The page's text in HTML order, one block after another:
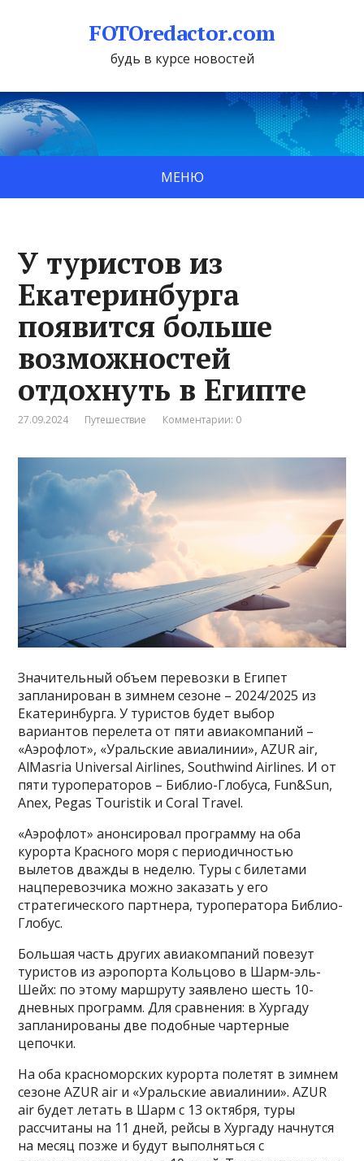
FOTOredactor.com
будь в курсе новостей
МЕНЮ
У туристов из
Екатеринбурга
появится больше
возможностей
отдохнуть в Египте
27.09.2024 Путешествие Комментарии: 0
Значительный объем перевозки в Египет
запланирован в зимнем сезоне – 2024/2025 из
Екатеринбурга. У туристов будет выбор
вариантов перелета от пяти авиакомпаний –
«Аэрофлот», «Уральские авиалинии», AZUR air,
AlMasria Universal Airlines, Southwind Airlines. И от
пяти туроператоров – Библио-Глобуса, Fun&Sun,
Anex, Pegas Touristik и Coral Travel.
«Аэрофлот» анонсировал программу на оба
курорта Красного моря с периодичностью
вылетов дважды в неделю. Туры с билетами
нацперевозчика можно заказать у его
стратегического партнера, туроператора Библио-
Глобус.
Большая часть других авиакомпаний повезут
туристов из аэропорта Кольцово в Шарм-эль-
Шейх: по этому маршруту заявлено шесть 10-
дневных программ. Для сравнения: в Хургаду
запланированы две подобные чартерные
цепочки.
На оба красноморских курорта полетят в зимнем
сезоне AZUR air и «Уральские авиалинии». AZUR
air будет летать в Шарм с 13 октября, туры
рассчитаны на 11 дней, рейсы в Хургаду начнутся
на месяц позже и будут выполняться с